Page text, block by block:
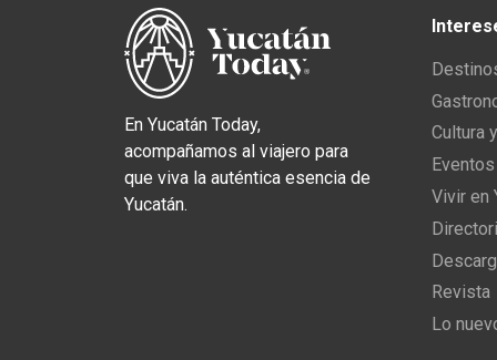
En Yucatán Today,
acompañamos al viajero para
que viva la auténtica esencia de
Yucatán.
Cultura
Vivir en
Revista
Lo